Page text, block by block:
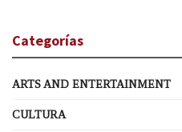
Categorías
ARTS AND ENTERTAINMENT
CULTURA